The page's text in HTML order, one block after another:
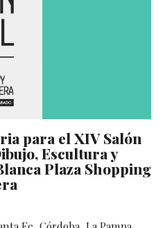
para el XIV Salón
Escultura y
Plaza Shopping